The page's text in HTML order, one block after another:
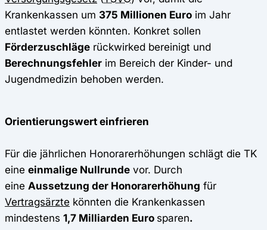
Krankenkassen um 375 Millionen Euro im Jahr
entlastet werden könnten. Konkret sollen
Förderzuschläge rückwirked bereinigt und
Berechnungsfehler im Bereich der Kinder- und
Jugendmedizin behoben werden.
Orientierungswert einfrieren
Für die jährlichen Honorarerhöhungen schlägt die TK
eine einmalige Nullrunde vor. Durch
eine Aussetzung der Honorarerhöhung für
Vertragsärzte könnten die Krankenkassen
mindestens 1,7 Milliarden Euro sparen.